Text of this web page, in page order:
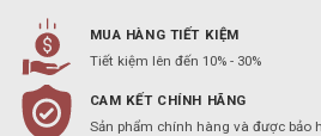
MUA HÀNG TIẾT KIỆM
Tiết kiệm lên đến 10% - 30%
CAM KẾT CHÍNH HÃNG
Sản phẩm chính hàng và được bảo